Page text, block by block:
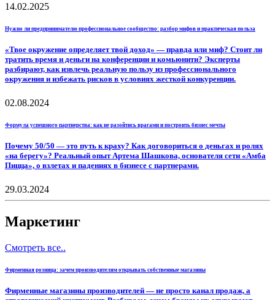
14.02.2025
Нужно ли предпринимателю профессиональное сообщество: разбор мифов и практическая польза
«Твое окружение определяет твой доход» — правда или миф? Стоит ли
тратить время и деньги на конференции и комьюнити? Эксперты
разбирают, как извлечь реальную пользу из профессионального
окружения и избежать рисков в условиях жесткой конкуренции.
02.08.2024
Формула успешного партнерства: как не разойтись врагами и построить бизнес мечты
Почему 50/50 — это путь к краху? Как договориться о деньгах и ролях
«на берегу»? Реальный опыт Артема Шашкова, основателя сети «Амба
Пицца», о взлетах и падениях в бизнесе с партнерами.
29.03.2024
Маркетинг
Смотреть все..
Фирменная розница: зачем производителям открывать собственные магазины
Фирменные магазины производителей — не просто канал продаж, а